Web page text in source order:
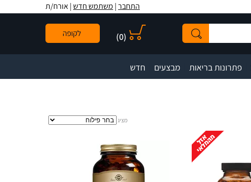
נגישות
אתר
המרכזי
התחבר| משתמש חדש| אורח/ת
(
0
)
פתרונות בריאות מבצעים חדש
מציג